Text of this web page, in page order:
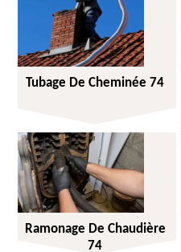
Tubage De Cheminée 74
Ramonage De Chaudière
74